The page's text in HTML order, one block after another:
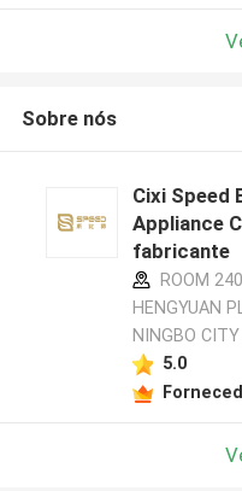
Sobre nós
Cixi Speed
Appliance
fabricante
ROOM
HENGYUAN
NINGBO
5.0